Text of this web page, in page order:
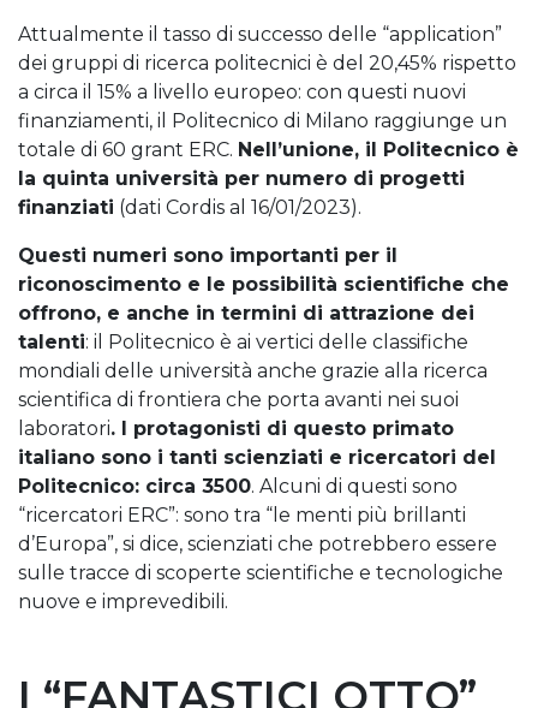
Attualmente il tasso di successo delle “application”
dei gruppi di ricerca politecnici è del 20,45% rispetto
a circa il 15% a livello europeo: con questi nuovi
finanziamenti, il Politecnico di Milano raggiunge un
totale di 60 grant ERC. Nell’unione, il Politecnico è
la quinta università per numero di progetti
finanziati (dati Cordis al 16/01/2023).
Questi numeri sono importanti per il
riconoscimento e le possibilità scientifiche che
offrono, e anche in termini di attrazione dei
talenti: il Politecnico è ai vertici delle classifiche
mondiali delle università anche grazie alla ricerca
scientifica di frontiera che porta avanti nei suoi
laboratori. I protagonisti di questo primato
italiano sono i tanti scienziati e ricercatori del
Politecnico: circa 3500. Alcuni di questi sono
“ricercatori ERC”: sono tra “le menti più brillanti
d’Europa”, si dice, scienziati che potrebbero essere
sulle tracce di scoperte scientifiche e tecnologiche
nuove e imprevedibili.
I “FANTASTICI OTTO”